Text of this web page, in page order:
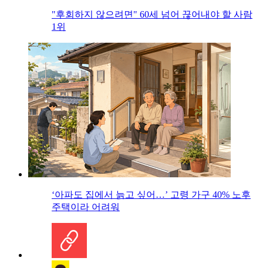
"후회하지 않으려면" 60세 넘어 끊어내야 할 사람
1위
‘아파도 집에서 늙고 싶어…’ 고령 가구 40% 노후
주택이라 어려워